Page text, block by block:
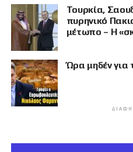
Τουρκία,
πυρηνικό
μέτωπο – Η
Ώρα μηδέν για